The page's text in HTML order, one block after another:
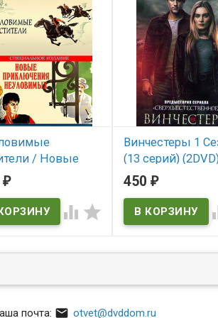
/ Новые
₽
 
Винчестеры 1
(13 серий)
(Vinci)
В наличии
Vinci
450₽
почта:  otvet@dvddom.ru